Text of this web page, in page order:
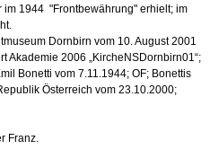
im 1944 "Frontbewährung" erhielt; im
Dornbirn vom 10. August 2001
Akademie 2006 „KircheNSDornbirn01“;
Bonetti vom 7.11.1944; OF; Bonettis
Österreich vom 23.10.2000;
Franz.